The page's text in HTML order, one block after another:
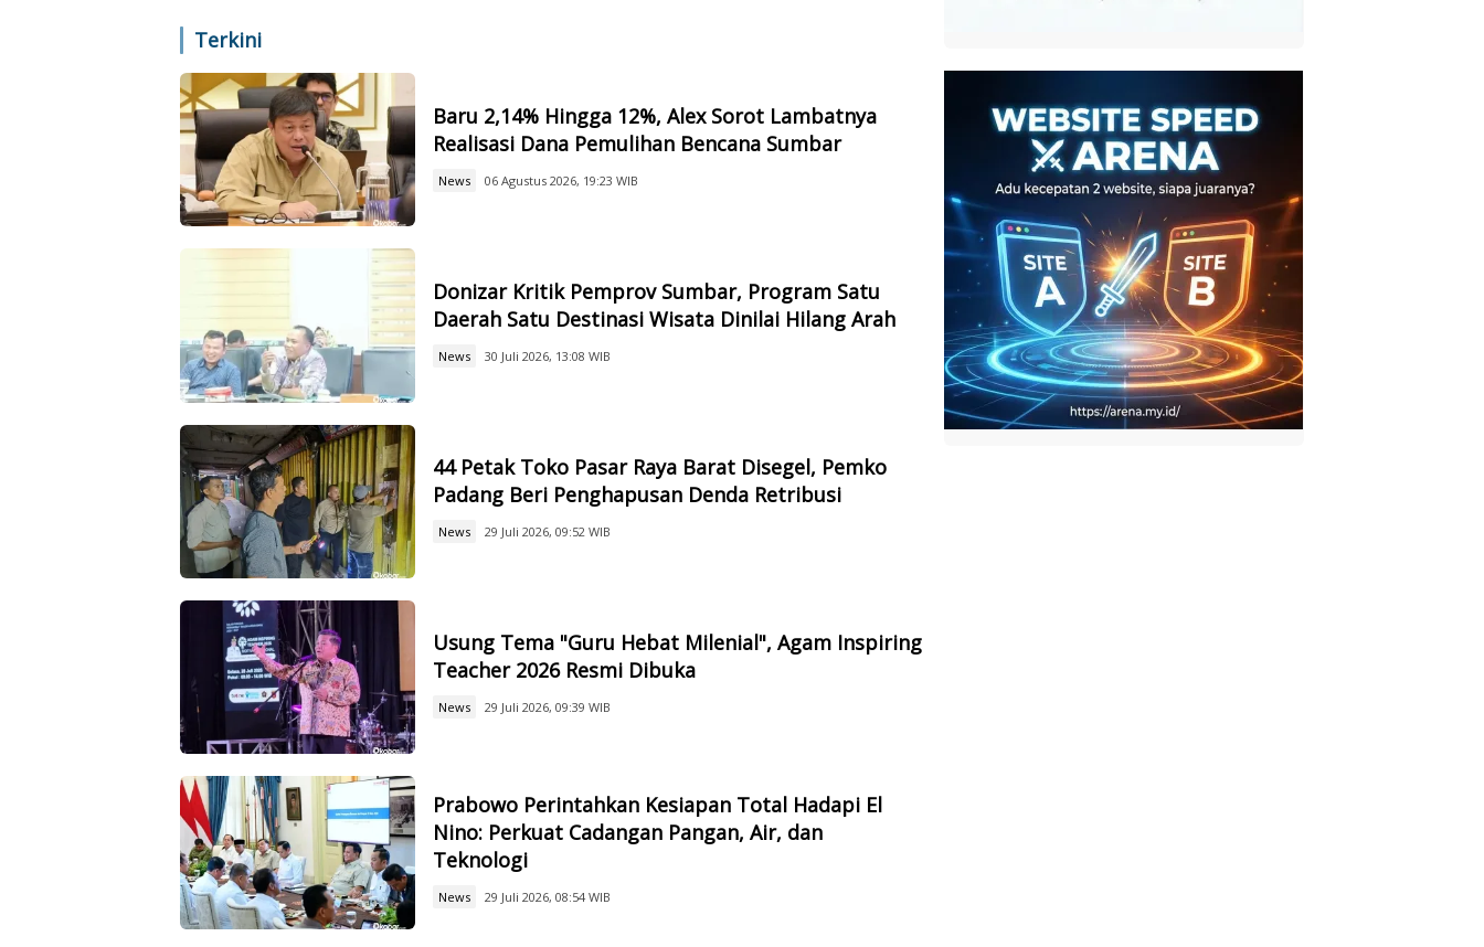
Terkini
Baru 2,14% Hingga 12%, Alex Sorot Lambatnya
Realisasi Dana Pemulihan Bencana Sumbar
News 06 Agustus 2026, 19:23 WIB
Donizar Kritik Pemprov Sumbar, Program Satu
Daerah Satu Destinasi Wisata Dinilai Hilang Arah
News 30 Juli 2026, 13:08 WIB
44 Petak Toko Pasar Raya Barat Disegel, Pemko
Padang Beri Penghapusan Denda Retribusi
News 29 Juli 2026, 09:52 WIB
Usung Tema "Guru Hebat Milenial", Agam Inspiring
Teacher 2026 Resmi Dibuka
News 29 Juli 2026, 09:39 WIB
Prabowo Perintahkan Kesiapan Total Hadapi El
Nino: Perkuat Cadangan Pangan, Air, dan
Teknologi
News 29 Juli 2026, 08:54 WIB